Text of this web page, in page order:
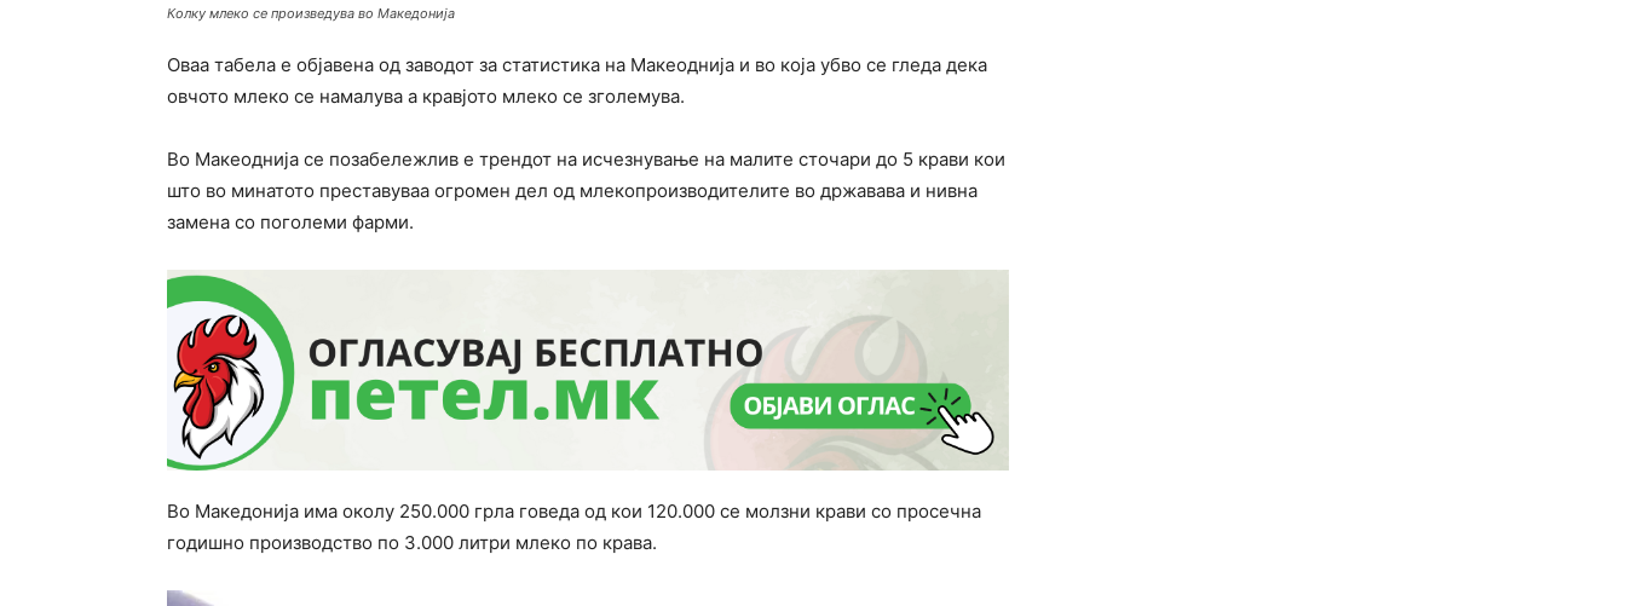
Колку млеко се произведува во Македонија
Оваа табела е објавена од заводот за статистика на Макеоднија и во која убво се гледа дека
овчото млеко се намалува а кравјото млеко се зголемува.
Во Макеоднија се позабележлив е трендот на исчезнување на малите сточари до 5 крави кои
што во минатото преставуваа огромен дел од млекопроизводителите во државава и нивна
замена со поголеми фарми.
Во Македонија има околу 250.000 грла говеда од кои 120.000 се молзни крави со просечна
годишно производство по 3.000 литри млеко по крава.